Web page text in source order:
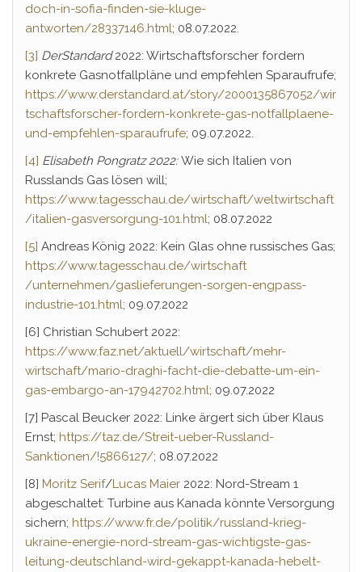
doch-in-sofia-finden-sie-kluge-
antworten/28337146.html; 08.07.2022.
[3] DerStandard2022: Wirtschaftsforscher fordern
konkrete Gasnotfallpläne und empfehlen Sparaufrufe;
https://www.derstandard.at/story/2000135867052/wir
tschaftsforscher-fordern-konkrete-gas-notfallplaene-
und-empfehlen-sparaufrufe; 09.07.2022.
[4] Elisabeth Pongratz 2022:Wie sich Italien von
Russlands Gas lösen will;
https://www.tagesschau.de/wirtschaft/weltwirtschaft
/italien-gasversorgung-101.html; 08.07.2022
[5] Andreas König 2022: Kein Glas ohne russisches Gas;
https://www.tagesschau.de/wirtschaft
/unternehmen/gaslieferungen-sorgen-engpass-
industrie-101.html; 09.07.2022
[6] Christian Schubert 2022:
https://www.faz.net/aktuell/wirtschaft/mehr-
wirtschaft/mario-draghi-facht-die-debatte-um-ein-
gas-embargo-an-17942702.html; 09.07.2022
[7] Pascal Beucker 2022: Linke ärgert sich über Klaus
Ernst; https://taz.de/Streit-ueber-Russland-
Sanktionen/!5866127/; 08.07.2022
[8] Moritz Serif/Lucas Maier 2022: Nord-Stream 1
abgeschaltet: Turbine aus Kanada könnte Versorgung
sichern; https://www.fr.de/politik/russland-krieg-
ukraine-energie-nord-stream-gas-wichtigste-gas-
leitung-deutschland-wird-gekappt-kanada-hebelt-